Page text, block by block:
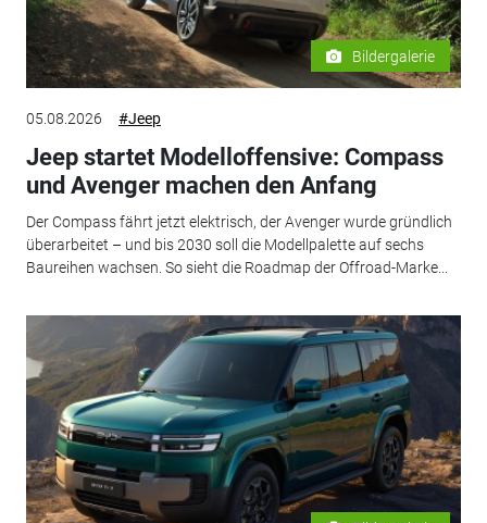
Bildergalerie
05.08.2026 #Jeep
Jeep startet Modelloffensive: Compass
und Avenger machen den Anfang
Der Compass fährt jetzt elektrisch, der Avenger wurde gründlich
überarbeitet – und bis 2030 soll die Modellpalette auf sechs
Baureihen wachsen. So sieht die Roadmap der Offroad-Marke...